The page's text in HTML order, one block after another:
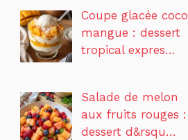
Coupe glacée coco
mangue : dessert
tropical expres…
Salade de melon
aux fruits rouges :
dessert d&rsqu…